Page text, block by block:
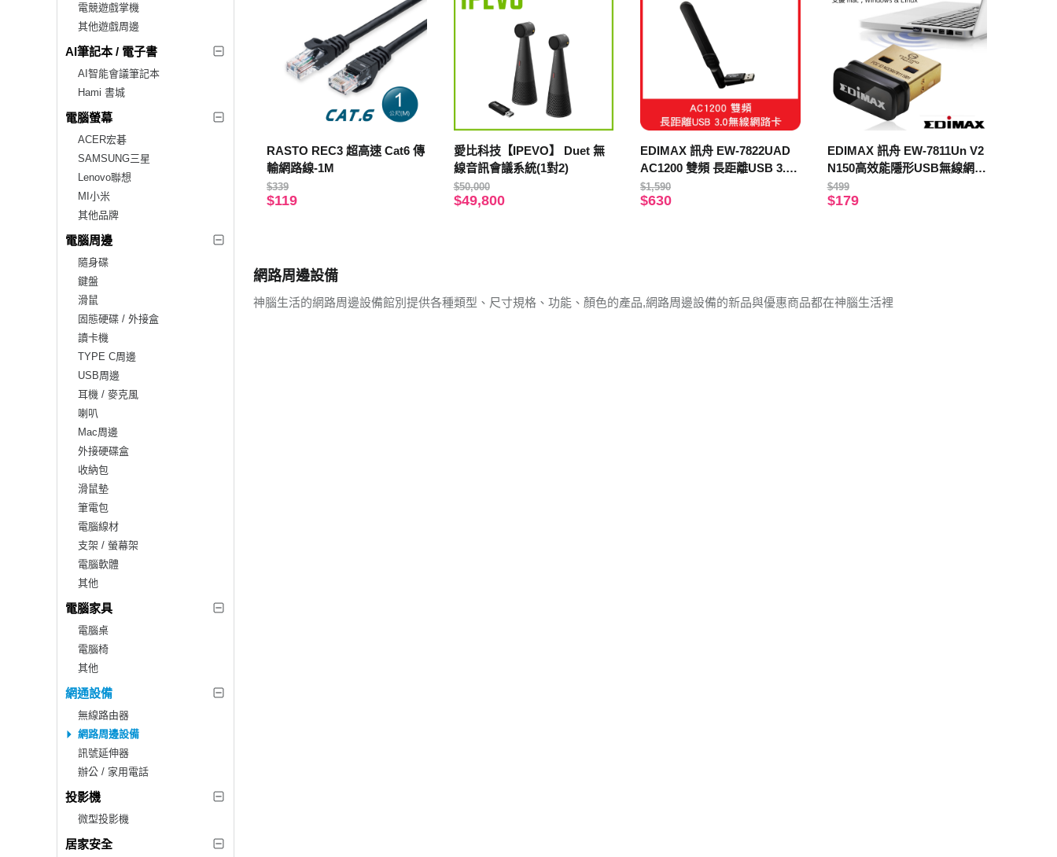
電競遊戲掌機
其他遊戲周邊
AI筆記本 / 電子書
AI智能會議筆記本
Hami 書城
電腦螢幕
ACER宏碁
SAMSUNG三星
Lenovo聯想
MI小米
其他品牌
電腦周邊
隨身碟
鍵盤
滑鼠
固態硬碟 / 外接盒
讀卡機
TYPE C周邊
USB周邊
耳機 / 麥克風
喇叭
Mac周邊
外接硬碟盒
收納包
滑鼠墊
筆電包
電腦線材
支架 / 螢幕架
電腦軟體
其他
電腦家具
電腦桌
電腦椅
其他
網通設備
無線路由器
網路周邊設備
訊號延伸器
辦公 / 家用電話
投影機
微型投影機
居家安全
RASTO REC3 超高速 Cat6 傳
輸網路線-1M
$339
$119
愛比科技【IPEVO】 Duet 無
線音訊會議系統(1對2)
$50,000
$49,800
EDIMAX 訊舟 EW-7822UAD
AC1200 雙頻 長距離USB 3.0
無線網路卡
$1,590
$630
EDIMAX 訊舟 EW-7811Un V2
N150高效能隱形USB無線網路
卡
$499
$179
網路周邊設備
神腦生活的網路周邊設備館別提供各種類型、尺寸規格、功能、顏色的產品,網路周邊設備的新品與優惠商品都在神腦生活裡